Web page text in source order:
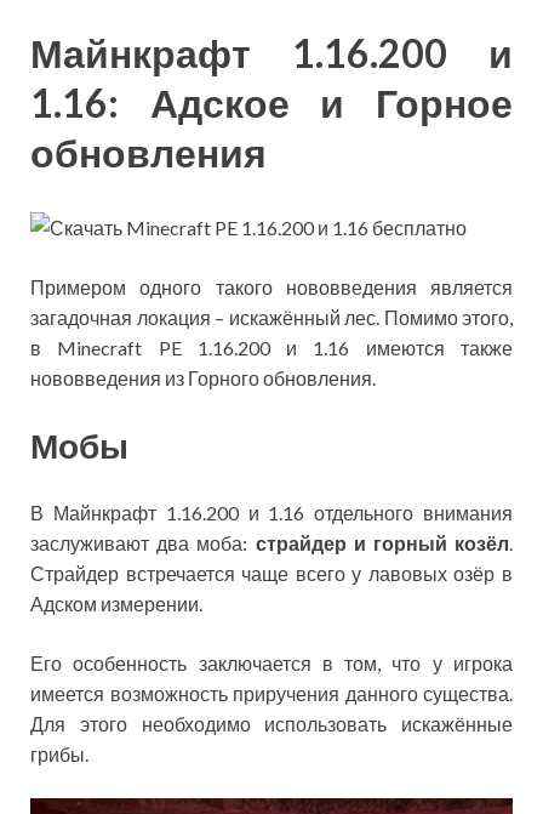
Майнкрафт 1.16.200 и
1.16: Адское и Горное
обновления
Примером одного такого нововведения является
загадочная локация – искажённый лес. Помимо этого,
в Minecraft PE 1.16.200 и 1.16 имеются также
нововведения из Горного обновления.
Мобы
В Майнкрафт 1.16.200 и 1.16 отдельного внимания
заслуживают два моба: страйдер и горный козёл.
Страйдер встречается чаще всего у лавовых озёр в
Адском измерении.
Его особенность заключается в том, что у игрока
имеется возможность приручения данного существа.
Для этого необходимо использовать искажённые
грибы.